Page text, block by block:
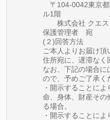
〒104-0042東京
ル1階
株式会社 クエス
保護管理者 宛
(２)回答方法
ご本人よりお届け
住所宛に、遅滞なく
なお、下記の場合に
ので、予めご了承く
・開示することに
命、身体、財産その
る場合。
・開示することに